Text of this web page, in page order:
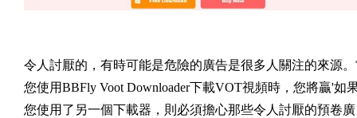
令人討厭的，有時可能是危險的廣告是很多人關注的來源
您使用BBFly Voot Downloader下載VOT視頻時，您將贏'如
您使用了另一個下載器，則必須擔心那些令人討厭的預卷廣